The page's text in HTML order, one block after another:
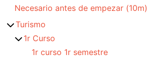
Necesario antes de empezar (10m)
Turismo
1r Curso
1r curso 1r semestre